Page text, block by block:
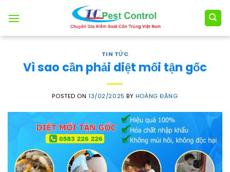
TIN TỨC
Vì sao cần phải diệt mối tận gốc
POSTED ON13/02/2025 BY HOÀNG ĐĂNG